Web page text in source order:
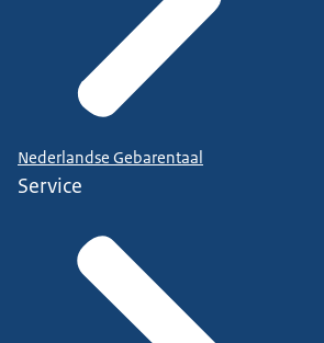
Nederlandse Gebarentaal
Service